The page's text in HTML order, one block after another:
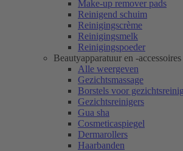
Make-up remover pads
Reinigend schuim
Reinigingscrème
Reinigingsmelk
Reinigingspoeder
Beautyapparatuur en -accessoires
Alle weergeven
Gezichtsmassage
Borstels voor
Gezichtsreinigers
Gua sha
Cosmeticaspiegel
Dermarollers
Haarbanden